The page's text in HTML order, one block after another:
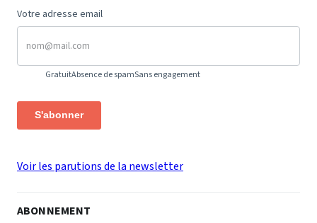
Votre adresse email
GratuitAbsence de spamSans engagement
S'abonner
Voir les parutions de la newsletter
ABONNEMENT